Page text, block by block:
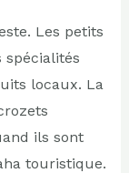
Les petits
locaux. La
ils sont
touristique.